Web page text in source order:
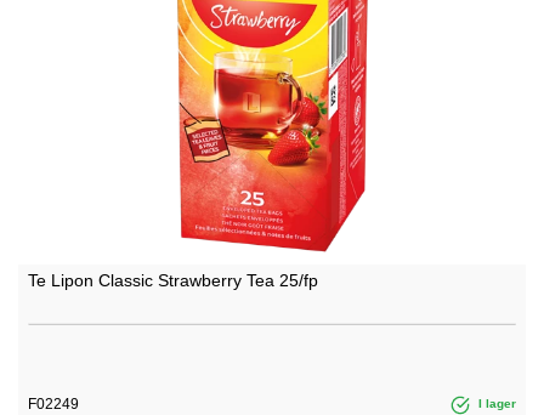
Te Lipon Classic Strawberry Tea 25/fp
F02249 I lager